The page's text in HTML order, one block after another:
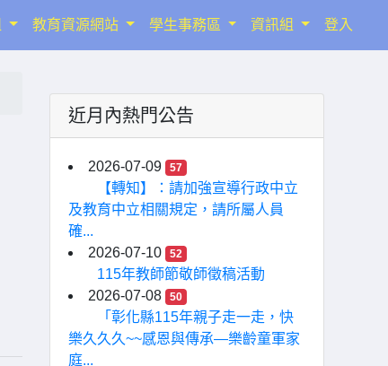
教育資源網站 學生事務區 資訊組 登入
近月內熱門公告
2026-07-09 57
【轉知】：請加強宣導行政中立
及教育中立相關規定，請所屬人員
確...
2026-07-10
52
115年教師節敬師徵稿活動
2026-07-08
50
「彰化縣115年親子走一走，快
樂久久久~~感恩與傳承—樂齡童軍家
庭...